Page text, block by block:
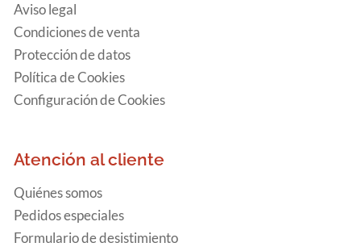
Aviso legal
Condiciones de venta
Protección de datos
Política de Cookies
Configuración de Cookies
Atención al cliente
Quiénes somos
Pedidos especiales
Formulario de desistimiento